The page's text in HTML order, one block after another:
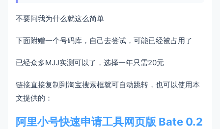
不要问我为什么就这么简单
下面附赠一个号码库，自己去尝试，可能已经被占用了
已经众多MJJ实测可以了，选择一年只需20元
链接直接复制到淘宝搜索框就可自动跳转，也可以使用本
文提供的：
阿里小号快速申请工具网页版 Bate 0.2